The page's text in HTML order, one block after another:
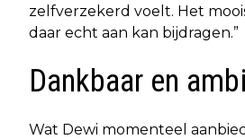
zelfverzekerd voelt. Het
daar echt aan kan bijdragen.”
Dankbaar en
Wat Dewi momenteel